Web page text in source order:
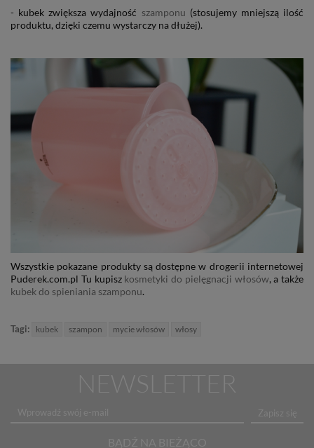
- kubek zwiększa wydajność szamponu (stosujemy mniejszą ilość
produktu, dzięki czemu wystarczy na dłużej).
Wszystkie pokazane produkty są dostępne w drogerii internetowej
Puderek.com.pl Tu kupisz kosmetyki do pielęgnacji włosów, a także
kubek do spieniania szamponu.
Tagi: kubek szampon mycie włosów włosy
NEWSLETTER
Zapisz się
BĄDŹ NA BIEŻĄCO